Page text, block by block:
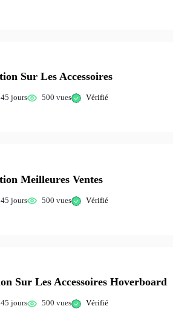
Sur Les Accessoires
jours 500 vues Vérifié
Meilleures Ventes
jours 500 vues Vérifié
Sur Les Accessoires Hoverboard
jours 500 vues Vérifié